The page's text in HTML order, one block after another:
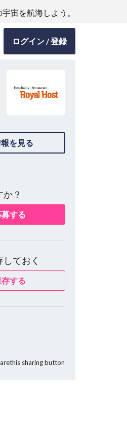
宙を航海しよう。
ログイン / 登録
を見る
？
する
ておく
する